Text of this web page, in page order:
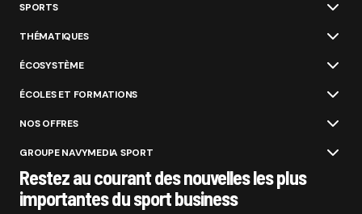
SPORTS
THÉMATIQUES
ÉCOSYSTÈME
ÉCOLES ET FORMATIONS
NOS OFFRES
GROUPE NAVYMEDIA SPORT
Restez au courant des nouvelles les plus
importantes du sport business